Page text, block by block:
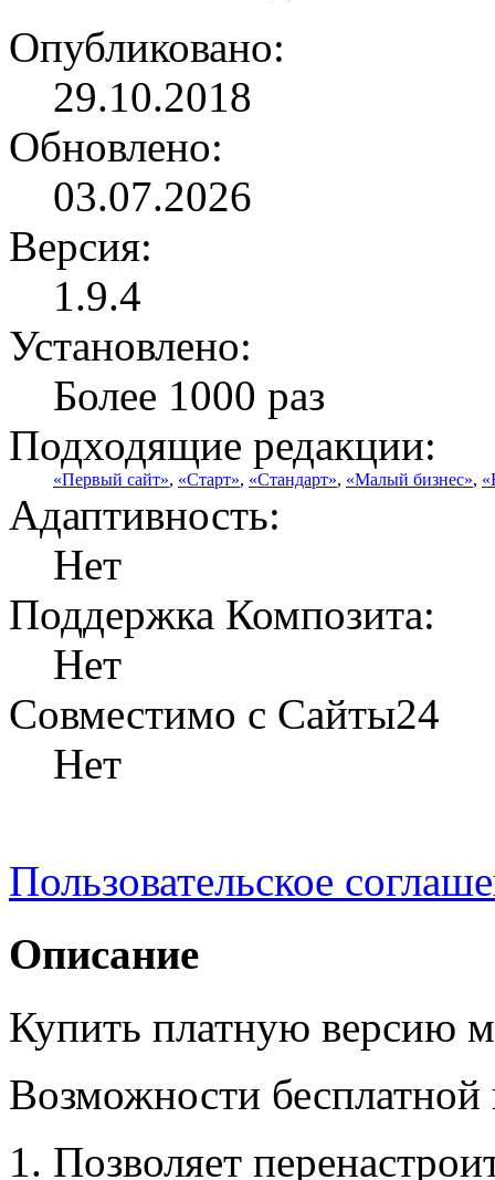
Опубликовано:
29.10.2018
Обновлено:
03.07.2026
Версия:
1.9.4
Установлено:
Более 1000 раз
Подходящие редакции:
«Первый сайт», «Старт», «Стандарт», «Малый бизнес»,
Адаптивность:
Нет
Поддержка Композита:
Нет
Совместимо с Сайты24
Нет
Пользовательское
Описание
Купить платную версию
Возможности бесплатной
Позволяет